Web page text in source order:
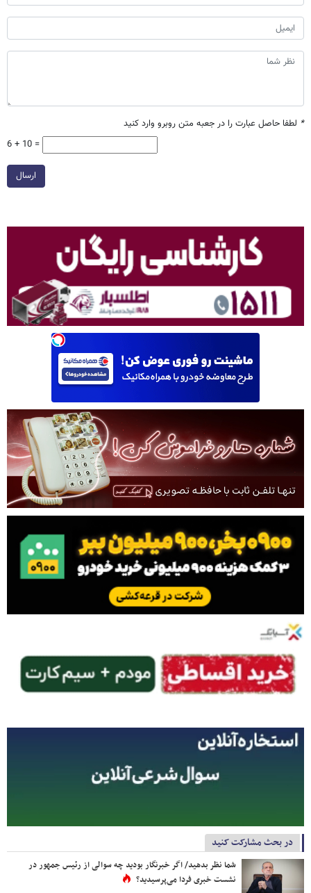
* لطفا حاصل عبارت را در جعبه متن روبرو وارد کنید
6 + 10 =
ارسال
در بحث مشارکت کنید
شما نظر بدهید/ اگر خبرنگار بودید چه سوالی از رئیس جمهور در
نشست خبری فردا می‌پرسیدید؟